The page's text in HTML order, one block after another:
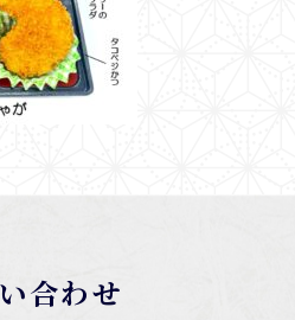
合わせ